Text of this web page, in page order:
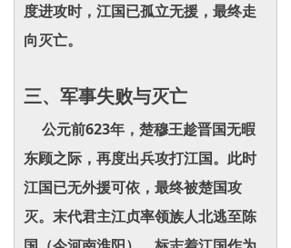
度进攻时，江国已孤立无援，最终走
向灭亡。
三、军事失败与灭亡
公元前623年，楚穆王趁晋国无暇
东顾之际，再度出兵攻打江国。此时
江国已无外援可依，最终被楚国攻
灭。末代君主江贞率领族人北逃至陈